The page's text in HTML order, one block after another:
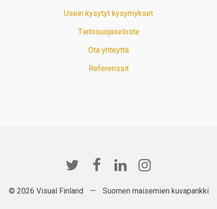
Usein kysytyt kysymykset
Tietosuojaseloste
Ota yhteyttä
Referenssit
© 2026 Visual Finland — Suomen maisemien kuvapankki